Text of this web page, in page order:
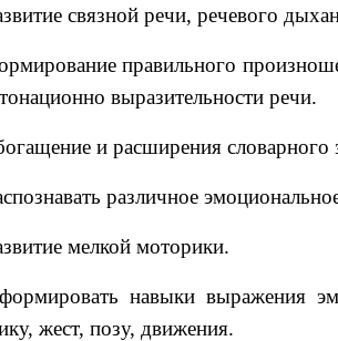
связной речи, речевого
правильного
выразительности речи.
и расширения словарного
различное
мелкой моторики.
навыки выражения
жест, позу, движения.